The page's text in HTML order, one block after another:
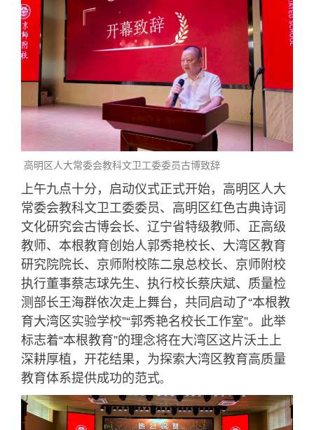
高明区人大常委会教科文卫工委委员古博致辞
上午九点十分，启动仪式正式开始，高明区人大
常委会教科文卫工委委员、高明区红色古典诗词
文化研究会古博会长、辽宁省特级教师、正高级
教师、本根教育创始人郭秀艳校长、大湾区教育
研究院院长、京师附校陈二泉总校长、京师附校
执行董事蔡志球先生、执行校长蔡庆斌、质量检
测部长王海群依次走上舞台，共同启动了“本根教
育大湾区实验学校”“郭秀艳名校长工作室”。此举
标志着“本根教育”的理念将在大湾区这片沃土上
深耕厚植，开花结果，为探索大湾区教育高质量
教育体系提供成功的范式。